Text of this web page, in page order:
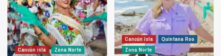
Cancún isla Zona Norte
Cancún isla
Quintana Roo
Zona Norte